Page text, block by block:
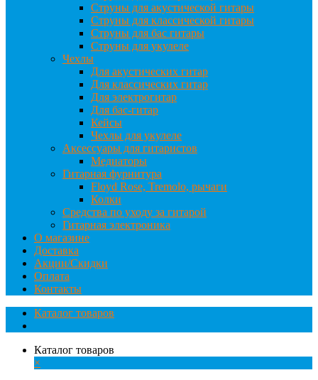
Струны для акустической гитары
Струны для классической гитары
Струны для бас гитары
Струны для укулеле
Чехлы
Для акустических гитар
Для классических гитар
Для электрогитар
Для бас-гитар
Кейсы
Чехлы для укулеле
Аксессуары для гитаристов
Медиаторы
Гитарная фурнитура
Floyd Rose, Tremolo, рычаги
Колки
Средства по уходу за гитарой
Гитарная электроника
О магазине
Доставка
Акции/Скидки
Оплата
Контакты
Каталог товаров
Каталог товаров
×